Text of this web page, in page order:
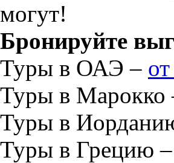
могут!
Бронируйте
Туры в ОАЭ –
Туры в Марокко
Туры в
Туры в Грецию –